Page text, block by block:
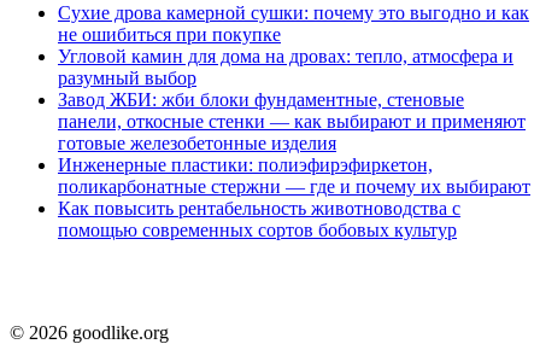
Сухие дрова камерной сушки: почему это выгодно и как
не ошибиться при покупке
Угловой камин для дома на дровах: тепло, атмосфера и
разумный выбор
Завод ЖБИ: жби блоки фундаментные, стеновые
панели, откосные стенки — как выбирают и применяют
готовые железобетонные изделия
Инженерные пластики: полиэфирэфиркетон,
поликарбонатные стержни — где и почему их выбирают
Как повысить рентабельность животноводства с
помощью современных сортов бобовых культур
© 2026 goodlike.org